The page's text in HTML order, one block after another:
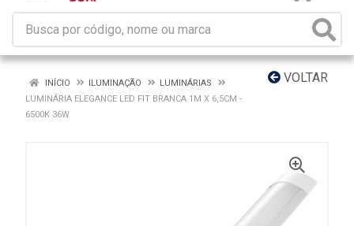
VOLTAR
INÍCIO ILUMINAÇÃO
LUMINÁRIAS
LUMINÁRIA ELEGANCE LED FIT BRANCA 1M X 6,5CM -
6500K 36W